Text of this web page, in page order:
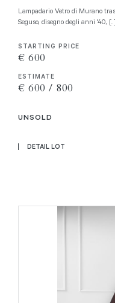
Lampadario Vetro di Murano trasparente, vetro a bollicine, ottone lucido. Prod.
Seguso, disegno degli anni '40,
STARTING PRICE
€ 600
ESTIMATE
€ 600 / 800
UNSOLD
DETAIL LOT